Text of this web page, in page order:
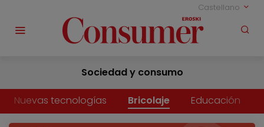
Castellano
Sociedad y consumo
Nuevas tecnologías Bricolaje Educación